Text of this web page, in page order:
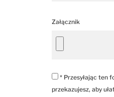
Załącznik
* Przesyłając ten
przekazujesz, aby